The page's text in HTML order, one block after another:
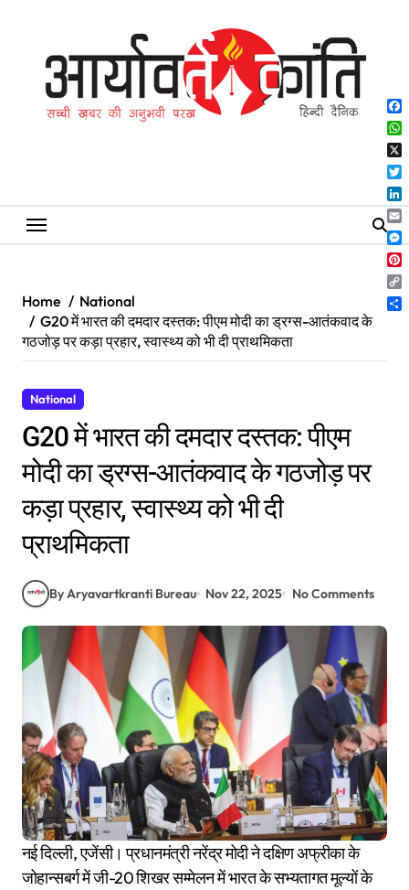
Home
National
G20 में भारत की दमदार दस्तक: पीएम मोदी का ड्रग्स-आतंकवाद के
गठजोड़ पर कड़ा प्रहार, स्वास्थ्य को भी दी प्राथमिकता
National
G20 में भारत की दमदार दस्तक: पीएम
मोदी का ड्रग्स-आतंकवाद के गठजोड़ पर
कड़ा प्रहार, स्वास्थ्य को भी दी
प्राथमिकता
By Aryavartkranti Bureau Nov 22, 2025 No Comments
नई दिल्ली, एजेंसी। प्रधानमंत्री नरेंद्र मोदी ने दक्षिण अफ्रीका के
जोहान्सबर्ग में जी-20 शिखर सम्मेलन में भारत के सभ्यतागत मूल्यों के
X